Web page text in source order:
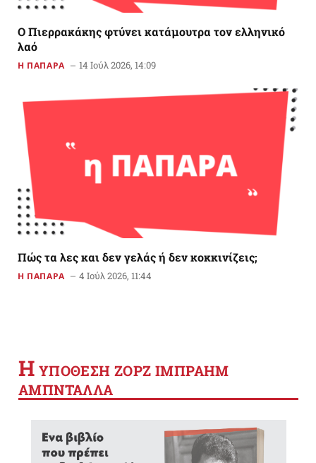
Ο Πιερρακάκης φτύνει κατάμουτρα τον ελληνικό
λαό
Η ΠΑΠΑΡΑ 14 Ιούλ 2026, 14:09
Πώς τα λες και δεν γελάς ή δεν κοκκινίζεις;
Η ΠΑΠΑΡΑ 4 Ιούλ 2026, 11:44
Η YΠΟΘΕΣΗ ΖΟΡΖ ΙΜΠΡΑΗΜ
ΑΜΠΝΤΑΛΛΑ